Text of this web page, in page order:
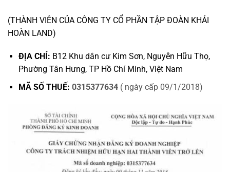
(THÀNH VIÊN CỦA CÔNG TY CỔ PHẦN TẬP ĐOÀN KHẢI
HOÀN LAND)
ĐỊA CHỈ: B12 Khu dân cư Kim Sơn, Nguyễn Hữu Thọ,
Phường Tân Hưng, TP Hồ Chí Minh, Việt Nam
MÃ SỐ THUẾ: 0315377634( ngày cấp 09/1/2018)